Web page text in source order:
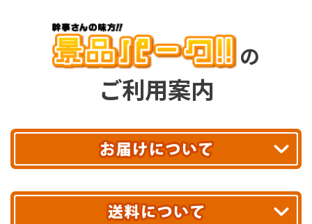
の
ご利用案内
最短翌日お届け!